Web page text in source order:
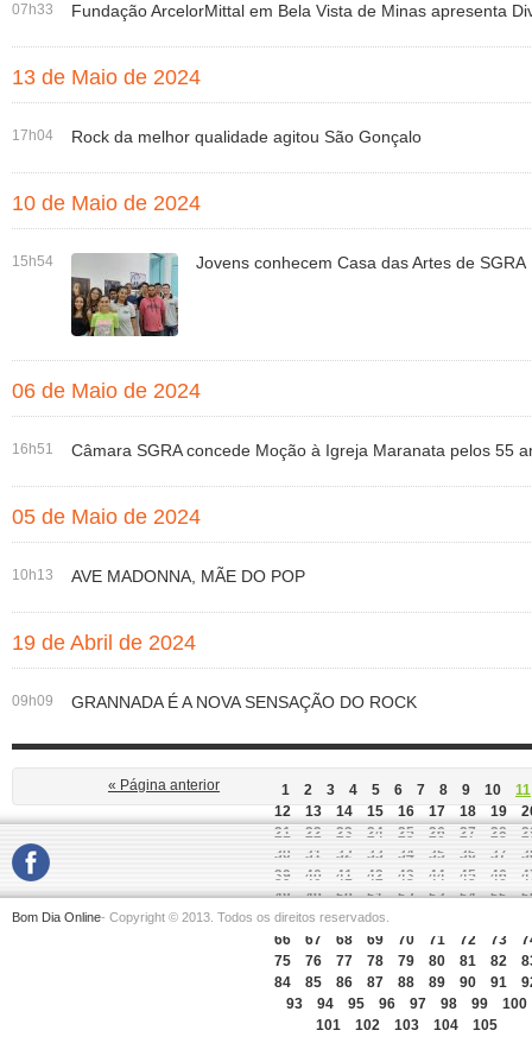
07h33 Fundação ArcelorMittal em Bela Vista de Minas apresenta
13 de Maio de 2024
17h04 Rock da melhor qualidade agitou São Gonçalo
10 de Maio de 2024
15h54 Jovens conhecem Casa das Artes de SGRA
06 de Maio de 2024
16h51 Câmara SGRA concede Moção à Igreja Maranata pelos 55
05 de Maio de 2024
10h13 AVE MADONNA, MÃE DO POP
19 de Abril de 2024
09h09 GRANNADA É A NOVA SENSAÇÃO DO ROCK
« Página anterior 1 2 3 4 5 6 7 8 9 10
11
12
13 14 15 16 17 18 19
21
22 23 24 25 26 27 28
30
31 32 33 34 35 36 37
39
40 41 42 43 44 45 46
48
49 50 51 52 53 54 55
57
58 59 60
66
67 68 69 70 71 72 73
75
76 77 78 79 80 81 82
84
85 86 87 88 89 90 91
93
94 95 96 97 98 99
100
101
102 103 104 105
Bom Dia Online- Copyright © 2013. Todos os direitos reservados.